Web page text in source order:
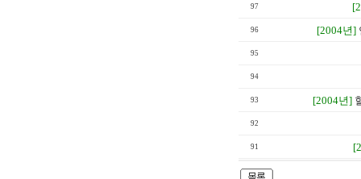
97
96 [2004년]
95
94
93 [2004년]
92
91